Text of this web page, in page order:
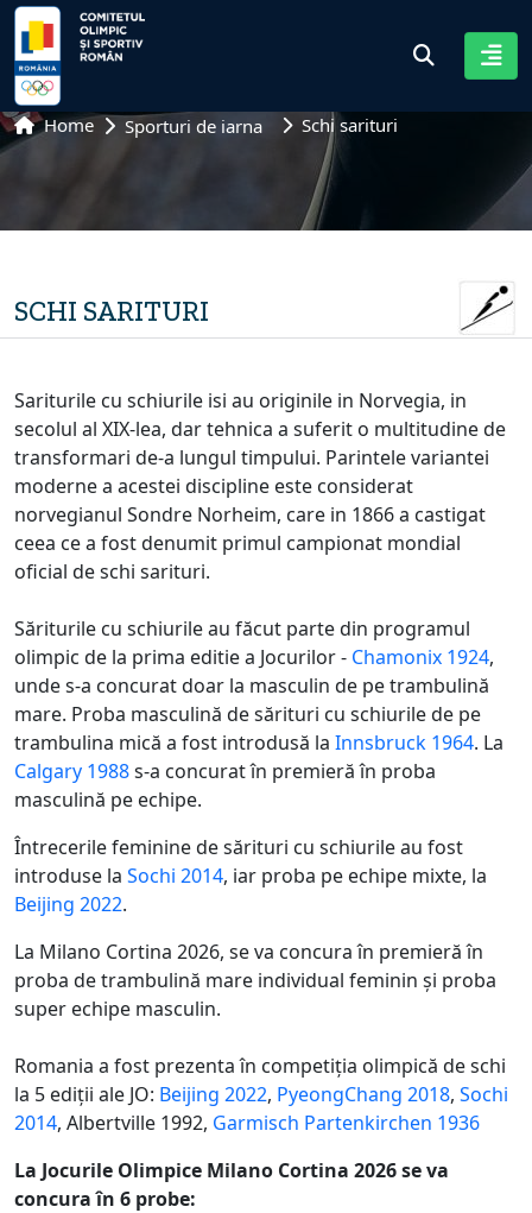
Home Sporturi de iarna Schi sarituri
SCHI SARITURI
Sariturile cu schiurile isi au originile in Norvegia, in
secolul al XIX-lea, dar tehnica a suferit o multitudine de
transformari de-a lungul timpului. Parintele variantei
moderne a acestei discipline este considerat
norvegianul Sondre Norheim, care in 1866 a castigat
ceea ce a fost denumit primul campionat mondial
oficial de schi sarituri.
Săriturile cu schiurile au făcut parte din programul
olimpic de la prima editie a Jocurilor - Chamonix 1924,
unde s-a concurat doar la masculin de pe trambulină
mare. Proba masculină de sărituri cu schiurile de pe
trambulina mică a fost introdusă la Innsbruck 1964. La
Calgary 1988s-a concurat în premieră în proba
masculină pe echipe.
Întrecerile feminine de sărituri cu schiurile au fost
introduse la Sochi 2014, iar proba pe echipe mixte, la
Beijing 2022.
La Milano Cortina 2026, se va concura în premieră în
proba de trambulină mare individual feminin și proba
super echipe masculin.
Romania a fost prezenta în competiția olimpică de schi
la 5 ediții ale JO: Beijing 2022, PyeongChang 2018, Sochi
2014, Albertville 1992, Garmisch Partenkirchen 1936
La Jocurile Olimpice Milano Cortina 2026 se va
concura în 6 probe: